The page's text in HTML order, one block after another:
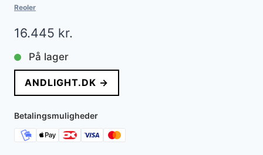
Reoler
16.445 kr.
På lager
ANDLIGHT.DK →
Betalingsmuligheder